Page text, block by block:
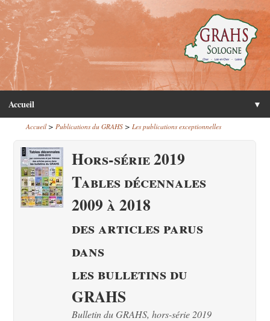
Accueil ▼
Accueil> Publications du GRAHS> Les publications exceptionnelles
Hors-série 2019
Tables décennales
2009 à 2018
des articles parus
dans
les bulletins du
GRAHS
Bulletin du GRAHS, hors-série 2019